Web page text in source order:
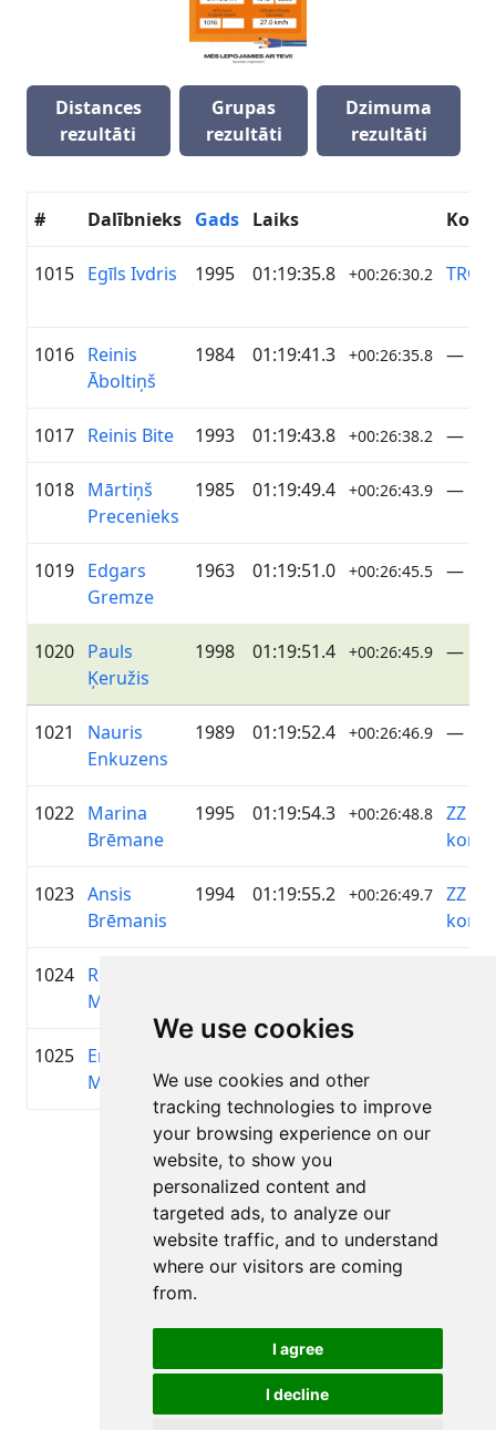
We use cookies
We use cookies and other
tracking technologies to improve
your browsing experience on our
website, to show you
personalized content and
targeted ads, to analyze our
website traffic, and to understand
where our visitors are coming
from.
I agree
I decline
Distances
rezultāti
Grupas
rezultāti
Dzimuma
rezultāti
# Dalībnieks Gads Laiks
1015 Egīls Ivdris 1995 01:19:35.8 +00:26:30.2
1016 Reinis
Āboltiņš
1984 01:19:41.3 +00:26:35.8 —
1017 Reinis Bite 1993 01:19:43.8 +00:26:38.2 —
1018 Mārtiņš
Precenieks
1985 01:19:49.4 +00:26:43.9 —
1019 Edgars
Gremze
1963 01:19:51.0 +00:26:45.5 —
1020 Pauls
Ķeružis
1998 01:19:51.4 +00:26:45.9 —
1021
Nauris
Enkuzens
1989 01:19:52.4 +00:26:46.9 —
1022 Marina
Brēmane
1995 01:19:54.3 +00:26:48.8
ZZ
1023 Ansis
Brēmanis
1994 01:19:55.2 +00:26:49.7
ZZ
1024 Roberts
Mukāns
1025 Ervins
Matisons
Lapa 1 no 1
Kopā 11 Rezultāti
Atpakaļ uz rezultātiem
Visas tiesības aizsargātas. DistantRace